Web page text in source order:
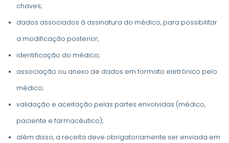
chaves;
dados associados à assinatura do médico, para possibilitar
a modificação posterior;
identificação do médico;
associação ou anexo de dados em formato eletrônico pelo
médico;
validação e aceitação pelas partes envolvidas (médico,
paciente e farmacêutico);
além disso, a receita deve obrigatoriamente ser enviada em